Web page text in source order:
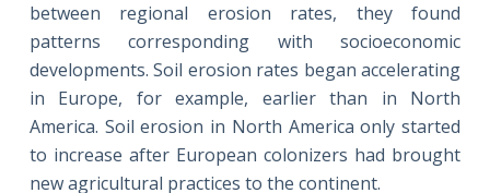
between regional erosion rates, they found
patterns corresponding with socioeconomic
developments. Soil erosion rates began accelerating
in Europe, for example, earlier than in North
America. Soil erosion in North America only started
to increase after European colonizers had brought
new agricultural practices to the continent.